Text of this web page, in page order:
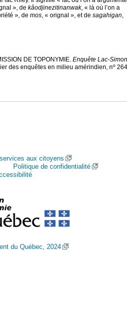
», de kâodjinezitinanwak, « là où l’on a
», de mos, « orignal », et de sagahigan,
DE TOPONYMIE. Enquête Lac-Simon
des enquêtes en milieu amérindien, no
aux citoyens
Politique de confidentialité
du Québec, 2024